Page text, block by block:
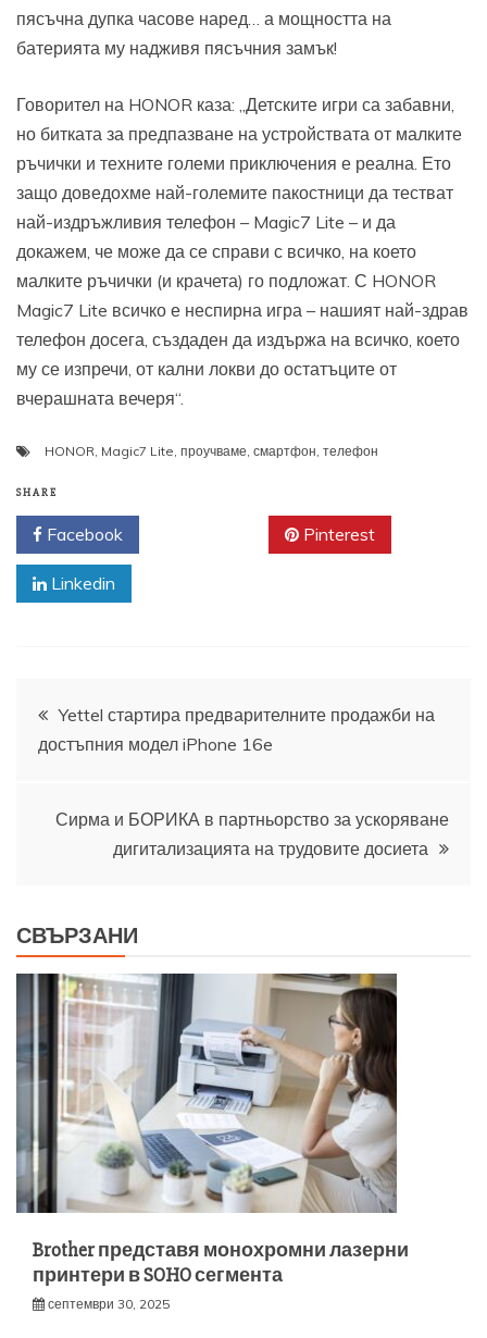
пясъчна дупка часове наред… а мощността на
батерията му надживя пясъчния замък!
Говорител на HONOR каза: „Детските игри са забавни,
но битката за предпазване на устройствата от малките
ръчички и техните големи приключения е реална. Ето
защо доведохме най-големите пакостници да тестват
най-издръжливия телефон – Magic7 Lite – и да
докажем, че може да се справи с всичко, на което
малките ръчички (и крачета) го подложат. С HONOR
Magic7 Lite всичко е неспирна игра – нашият най-здрав
телефон досега, създаден да издържа на всичко, което
му се изпречи, от кални локви до остатъците от
вчерашната вечеря“.
HONOR Magic7 Lite проучваме смартфон телефон
SHARE
Facebook Pinterest
Linkedin
Навигация
Yettel стартира предварителните продажби на
достъпния модел iPhone 16e
Сирма и БОРИКА в партньорство за ускоряване
дигитализацията на трудовите досиета
СВЪРЗАНИ
Brother представя монохромни лазерни
принтери в SOHO сегмента
септември 30, 2025